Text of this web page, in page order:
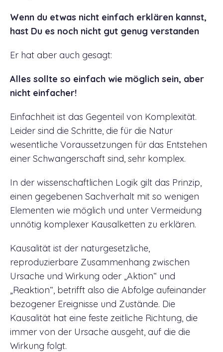
Wenn du etwas nicht einfach erklären kannst,
hast Du es noch nicht gut genug verstanden
Er hat aber auch gesagt:
Alles sollte so einfach wie möglich sein, aber
nicht einfacher!
Einfachheit ist das Gegenteil von Komplexität.
Leider sind die Schritte, die für die Natur
wesentliche Voraussetzungen für das Entstehen
einer Schwangerschaft sind, sehr komplex.
In der wissenschaftlichen Logik gilt das Prinzip,
einen gegebenen Sachverhalt mit so wenigen
Elementen wie möglich und unter Vermeidung
unnötig komplexer Kausalketten zu erklären.
Kausalität ist der naturgesetzliche,
reproduzierbare Zusammenhang zwischen
Ursache und Wirkung oder „Aktion“ und
„Reaktion“, betrifft also die Abfolge aufeinander
bezogener Ereignisse und Zustände. Die
Kausalität hat eine feste zeitliche Richtung, die
immer von der Ursache ausgeht, auf die die
Wirkung folgt.